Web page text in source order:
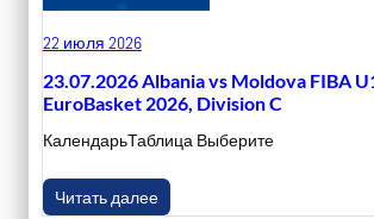
22 июля 2026
23.07.2026 Albania vs Moldova FIBA
EuroBasket 2026, Division C
КалендарьТаблица Выберите
Читать далее